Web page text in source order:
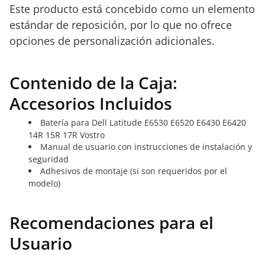
Este producto está concebido como un elemento
estándar de reposición, por lo que no ofrece
opciones de personalización adicionales.
Contenido de la Caja:
Accesorios Incluidos
Batería para Dell Latitude E6530 E6520 E6430 E6420
14R 15R 17R Vostro
Manual de usuario con instrucciones de instalación y
seguridad
Adhesivos de montaje (si son requeridos por el
modelo)
Recomendaciones para el
Usuario